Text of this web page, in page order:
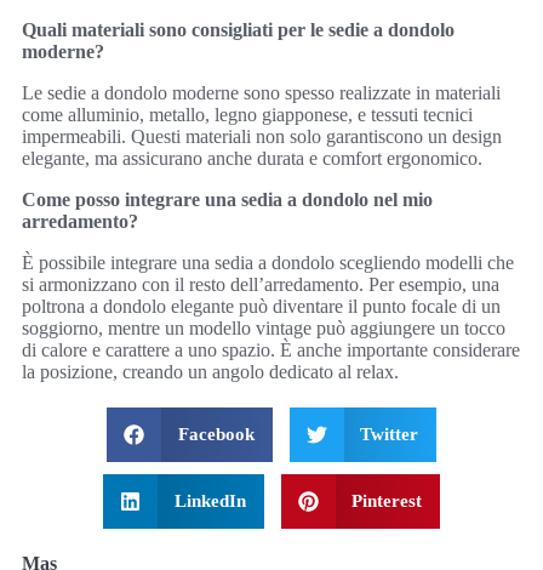
Quali materiali sono consigliati per le sedie a dondolo
moderne?
Le sedie a dondolo moderne sono spesso realizzate in materiali
come alluminio, metallo, legno giapponese, e tessuti tecnici
impermeabili. Questi materiali non solo garantiscono un design
elegante, ma assicurano anche durata e comfort ergonomico.
Come posso integrare una sedia a dondolo nel mio
arredamento?
È possibile integrare una sedia a dondolo scegliendo modelli che
si armonizzano con il resto dell’arredamento. Per esempio, una
poltrona a dondolo elegante può diventare il punto focale di un
soggiorno, mentre un modello vintage può aggiungere un tocco
di calore e carattere a uno spazio. È anche importante considerare
la posizione, creando un angolo dedicato al relax.
Facebook Twitter
LinkedIn Pinterest
Mas